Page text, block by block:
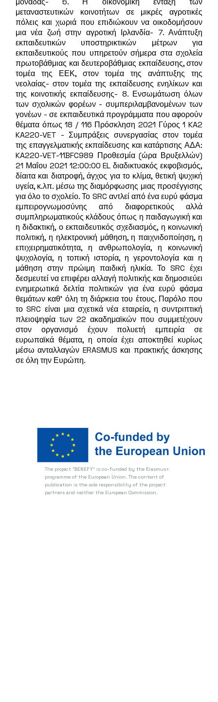
μεταναστευτικών κοινοτήτων σε μικρές αγροτικές
πόλεις και χωριά που επιδιώκουν να οικοδομήσουν
μια νέα ζωή στην αγροτική Ιρλανδία- 7. Ανάπτυξη
εκπαιδευτικών υποστηρικτικών μέτρων για
εκπαιδευτικούς που υπηρετούν σήμερα στα σχολεία
πρωτοβάθμιας και δευτεροβάθμιας εκπαίδευσης, στον
τομέα της ΕΕΚ, στον τομέα της ανάπτυξης της
νεολαίας- στον τομέα της εκπαίδευσης ενηλίκων και
της κοινοτικής εκπαίδευσης- 8. Ενσωμάτωση όλων
των σχολικών φορέων - συμπεριλαμβανομένων των
γονέων - σε εκπαιδευτικά προγράμματα που αφορούν
θέματα όπως 18 / 116 Πρόσκληση 2021 Γύρος 1 KA2
KA220-VET - Συμπράξεις συνεργασίας στον τομέα
της επαγγελματικής εκπαίδευσης και κατάρτισης ΑΔΑ:
KA220-VET-11BFC989 Προθεσμία (ώρα Βρυξελλών)
21 Μαΐου 2021 12:00:00 EL διαδικτυακός εκφοβισμός,
δίαιτα και διατροφή, άγχος για το κλίμα, θετική ψυχική
υγεία, κ.λπ. μέσω της διαμόρφωσης μιας προσέγγισης
για όλο το σχολείο. Το SRC αντλεί από ένα ευρύ φάσμα
εμπειρογνωμοσύνης από διαφορετικούς αλλά
συμπληρωματικούς κλάδους όπως η παιδαγωγική και
η διδακτική, ο εκπαιδευτικός σχεδιασμός, η κοινωνική
πολιτική, η ηλεκτρονική μάθηση, η παιχνιδοποίηση, η
επιχειρηματικότητα, η ανθρωπολογία, η κοινωνική
ψυχολογία, η τοπική ιστορία, η γεροντολογία και η
μάθηση στην πρώιμη παιδική ηλικία. Το SRC έχει
δεσμευτεί να επιφέρει αλλαγή πολιτικής και δημοσιεύει
ενημερωτικά δελτία πολιτικών για ένα ευρύ φάσμα
θεμάτων καθ' όλη τη διάρκεια του έτους. Παρόλο που
το SRC είναι μια σχετικά νέα εταιρεία, η συντριπτική
πλειοψηφία των 22 ακαδημαϊκών που συμμετέχουν
στον οργανισμό έχουν πολυετή εμπειρία σε
ευρωπαϊκά θέματα, η οποία έχει αποκτηθεί κυρίως
μέσω ανταλλαγών ERASMUS και πρακτικής άσκησης
σε όλη την Ευρώπη.
The project "BENEFY" is co-funded by the Erasmus+
programme of the European Union. The content of
publication is the sole responsibility of the project
partners and neither the European Commission.